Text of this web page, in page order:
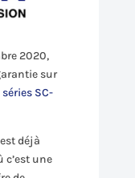
2020,
sur
SC-
déjà
c’est une